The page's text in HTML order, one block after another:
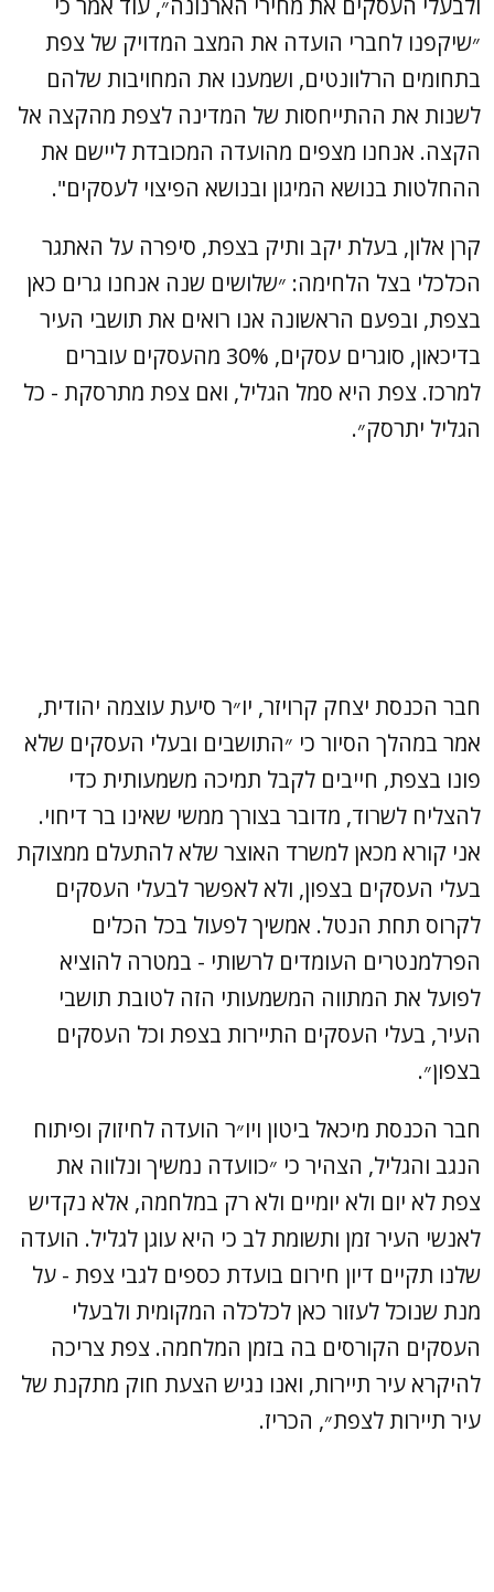
״שיקפנו לחברי הועדה את המצב המדויק של צפת
בתחומים הרלוונטים, ושמענו את המחויבות שלהם
לשנות את ההתייחסות של המדינה לצפת מהקצה אל
הקצה. אנחנו מצפים מהועדה המכובדת ליישם את
ההחלטות בנושא המיגון ובנושא הפיצוי לעסקים".
קרן אלון, בעלת יקב ותיק בצפת, סיפרה על האתגר
הכלכלי בצל הלחימה: ״שלושים שנה אנחנו גרים כאן
בצפת, ובפעם הראשונה אנו רואים את תושבי העיר
בדיכאון, סוגרים עסקים, 30% מהעסקים עוברים
למרכז. צפת היא סמל הגליל, ואם צפת מתרסקת - כל
הגליל יתרסק״.
חבר הכנסת יצחק קרויזר, יו״ר סיעת עוצמה יהודית,
אמר במהלך הסיור כי ״התושבים ובעלי העסקים שלא
פונו בצפת, חייבים לקבל תמיכה משמעותית כדי
להצליח לשרוד, מדובר בצורך ממשי שאינו בר דיחוי.
אני קורא מכאן למשרד האוצר שלא להתעלם ממצוקת
בעלי העסקים בצפון, ולא לאפשר לבעלי העסקים
לקרוס תחת הנטל. אמשיך לפעול בכל הכלים
הפרלמנטרים העומדים לרשותי - במטרה להוציא
לפועל את המתווה המשמעותי הזה לטובת תושבי
העיר, בעלי העסקים התיירות בצפת וכל העסקים
בצפון״.
חבר הכנסת מיכאל ביטון ויו״ר הועדה לחיזוק ופיתוח
הנגב והגליל, הצהיר כי ״כוועדה נמשיך ונלווה את
צפת לא יום ולא יומיים ולא רק במלחמה, אלא נקדיש
לאנשי העיר זמן ותשומת לב כי היא עוגן לגליל. הועדה
שלנו תקיים דיון חירום בועדת כספים לגבי צפת - על
מנת שנוכל לעזור כאן לכלכלה המקומית ולבעלי
העסקים הקורסים בה בזמן המלחמה. צפת צריכה
להיקרא עיר תיירות, ואנו נגיש הצעת חוק מתקנת של
עיר תיירות לצפת״, הכריז.